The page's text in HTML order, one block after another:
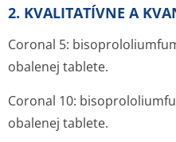
2. KVALITATÍVNE A
Coronal 5:
obalenej tablete.
Coronal 10:
obalenej tablete.